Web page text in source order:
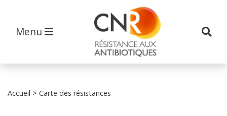
Menu
Accueil > Carte des résistances